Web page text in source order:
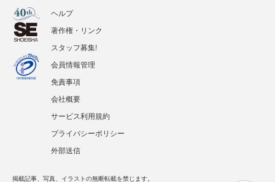
ヘルプ
著作権・リンク
スタッフ募集!
会員情報管理
免責事項
会社概要
サービス利用規約
プライバシーポリシー
外部送信
掲載記事、写真、イラストの無断転載を禁じます。